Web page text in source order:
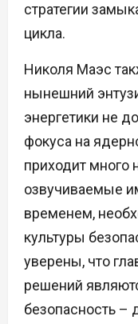
стратегии
цикла.
Николя Маэс
нынешний
энергетики не
фокуса на
приходит много
озвучиваемые
временем,
культуры
уверены, что
решений
безопасность –